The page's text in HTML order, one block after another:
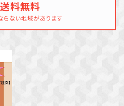
料無料
らない地域があります